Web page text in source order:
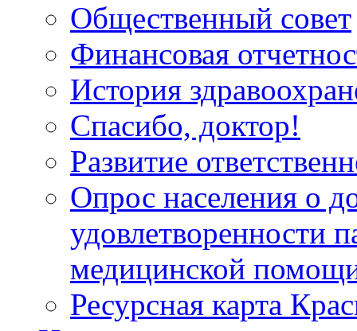
Общественный совет
Финансовая
История
Спасибо, доктор!
Развитие
Опрос населения о
удовлетворенности
медицинской
Ресурсная карта